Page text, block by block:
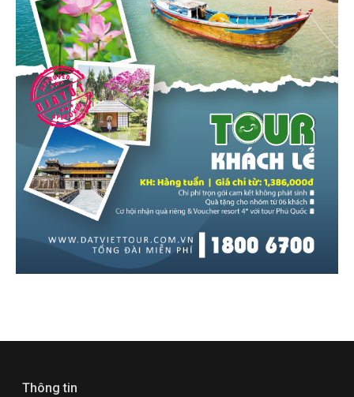
Thông tin